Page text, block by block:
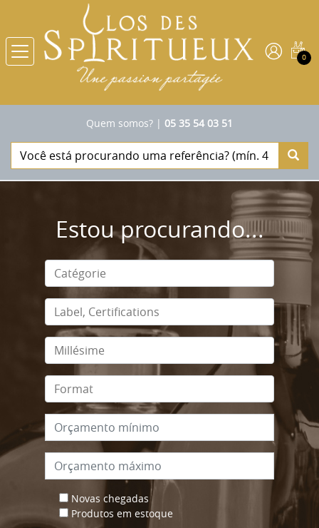
0
Quem somos? | 05 35 54 03 51
Estou procurando...
Novas chegadas
Produtos em estoque